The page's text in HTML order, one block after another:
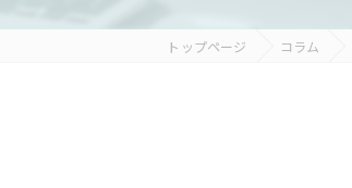
トップページ コラム